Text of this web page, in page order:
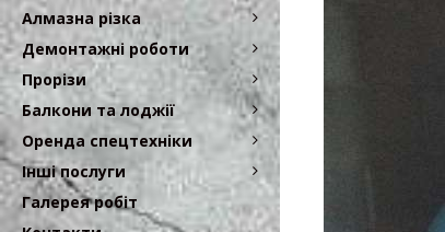
Алмазна різка
Демонтажні роботи
Прорізи
Балкони та лоджії
Оренда спецтехніки
Інші послуги
Галерея робіт